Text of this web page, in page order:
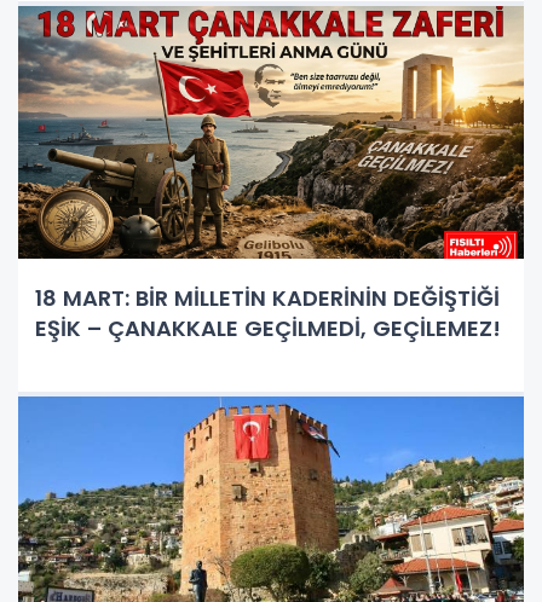
18 MART: BİR MİLLETİN KADERİNİN DEĞİŞTİĞİ
EŞİK – ÇANAKKALE GEÇİLMEDİ, GEÇİLEMEZ!